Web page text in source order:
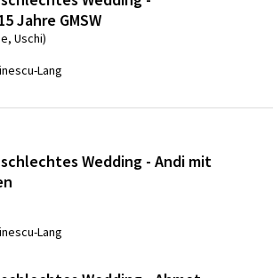
Jahre GMSW
Uschi)
Lang
Wedding - Andi mit
Lang